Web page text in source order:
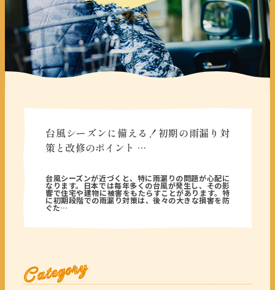
Archive
台風シーズンに備える！初期の雨漏り対
策と改修のポイント …
台風シーズンが近づくと、特に雨漏りの問題が心配に
なります。日本では毎年多くの台風が発生し、その影
響で住宅や建物に被害をもたらすことがあります。特
に初期段階での雨漏り対策は、後々の大きな損害を防
ぐた…
Category